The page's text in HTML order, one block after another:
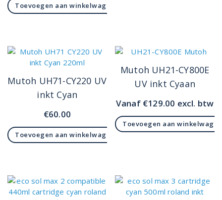
Toevoegen aan winkelwagen
Mutoh UH71-CY220 UV
inkt Cyan
€60.00
Toevoegen aan winkelwagen
Mutoh UH21-CY800E
UV inkt Cyaan
Vanaf €129.00 excl. btw
Toevoegen aan winkelwagen